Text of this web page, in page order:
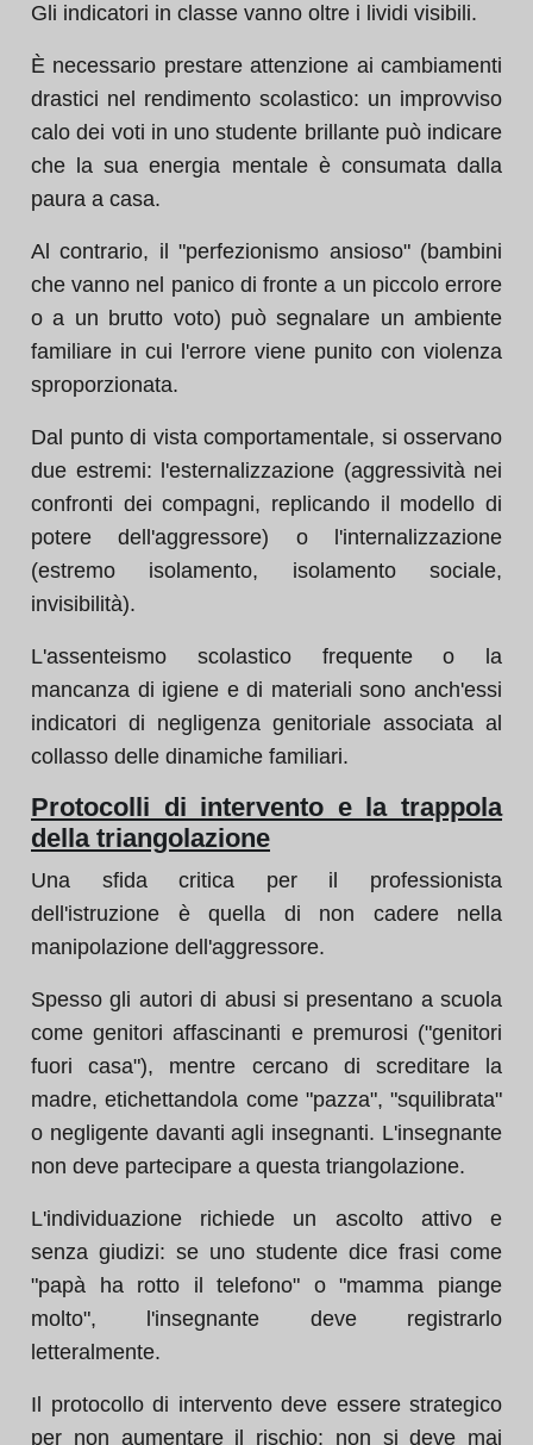
Gli indicatori in classe vanno oltre i lividi visibili.
È necessario prestare attenzione ai cambiamenti
drastici nel rendimento scolastico: un improvviso
calo dei voti in uno studente brillante può indicare
che la sua energia mentale è consumata dalla
paura a casa.
Al contrario, il "perfezionismo ansioso" (bambini
che vanno nel panico di fronte a un piccolo errore
o a un brutto voto) può segnalare un ambiente
familiare in cui l'errore viene punito con violenza
sproporzionata.
Dal punto di vista comportamentale, si osservano
due estremi: l'esternalizzazione (aggressività nei
confronti dei compagni, replicando il modello di
potere dell'aggressore) o l'internalizzazione
(estremo isolamento, isolamento sociale,
invisibilità).
L'assenteismo scolastico frequente o la
mancanza di igiene e di materiali sono anch'essi
indicatori di negligenza genitoriale associata al
collasso delle dinamiche familiari.
Protocolli di intervento e la trappola
della triangolazione
Una sfida critica per il professionista
dell'istruzione è quella di non cadere nella
manipolazione dell'aggressore.
Spesso gli autori di abusi si presentano a scuola
come genitori affascinanti e premurosi ("genitori
fuori casa"), mentre cercano di screditare la
madre, etichettandola come "pazza", "squilibrata"
o negligente davanti agli insegnanti. L'insegnante
non deve partecipare a questa triangolazione.
L'individuazione richiede un ascolto attivo e
senza giudizi: se uno studente dice frasi come
"papà ha rotto il telefono" o "mamma piange
molto", l'insegnante deve registrarlo
letteralmente.
Il protocollo di intervento deve essere strategico
per non aumentare il rischio: non si deve mai